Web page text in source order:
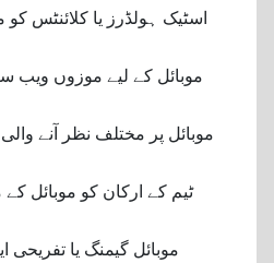
موبائل پر مختلف نظر آنے
موبائل گیمنگ یا